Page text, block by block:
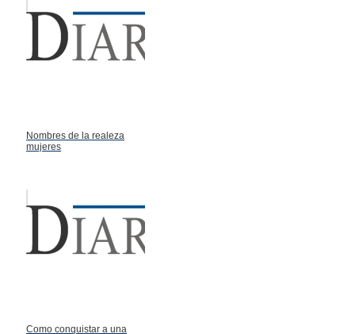
Nombres de la realeza
mujeres
Como conquistar a una